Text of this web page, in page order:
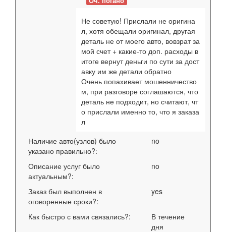
1.6 (117 Hp) Qashqai+2 (2010 facelift)
1.6i (114 Hp) Qashqai+2
2.0 (141 Hp) 4x4 CVT Qashqai (2010 facelift)
2.0 (141 Hp) CVT Qashqai (2010 facelift)
2.0 (141 Hp) Qashqai
2.0 dCi (150 Hp) 4x4 Automatic Qashqai
Не советую! Прислали не оригина
л, хотя обещали оригинал, другая
деталь не от моего авто, вовзрат за
мой счет + какие-то доп. расходы в
итоге вернут деньги по сути за дост
авку им же детали обратно
Очень попахивает мошенничество
м, при разговоре соглашаются, что
деталь не подходит, но считают, чт
о прислали именно то, что я заказа
л
Наличие авто(узлов) было
указано правильно?:
no
Описание услуг было
актуальным?:
no
Заказ был выполнен в
оговоренные сроки?:
yes
Как быстро с вами связались?:
В течение
дня